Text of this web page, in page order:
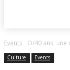
Events O/40 ans,
Culture Events